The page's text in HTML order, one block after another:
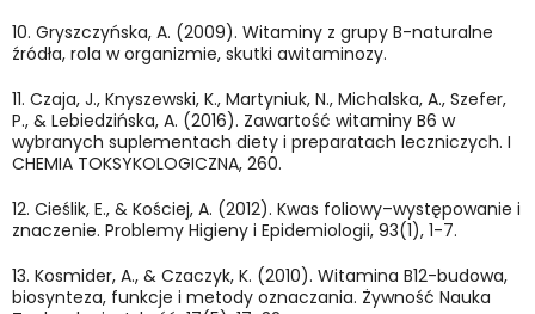
10. Gryszczyńska, A. (2009). Witaminy z grupy B-naturalne
źródła, rola w organizmie, skutki awitaminozy.
11. Czaja, J., Knyszewski, K., Martyniuk, N., Michalska, A., Szefer,
P., & Lebiedzińska, A. (2016). Zawartość witaminy B6 w
wybranych suplementach diety i preparatach leczniczych. I
CHEMIA TOKSYKOLOGICZNA, 260.
12. Cieślik, E., & Kościej, A. (2012). Kwas foliowy–występowanie i
znaczenie. Problemy Higieny i Epidemiologii, 93(1), 1-7.
13. Kosmider, A., & Czaczyk, K. (2010). Witamina B12-budowa,
biosynteza, funkcje i metody oznaczania. Żywność Nauka